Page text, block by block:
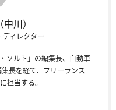
川）
ディレクター
ソルト」の編集長、自動車
長を経て、フリーランス
担当する。